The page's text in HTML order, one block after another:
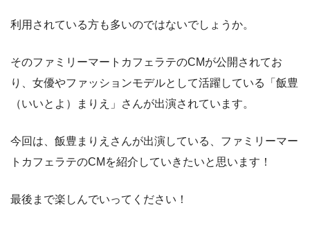
利用されている方も多いのではないでしょうか。
そのファミリーマートカフェラテのCMが公開されてお
り、女優やファッションモデルとして活躍している「飯豊
（いいとよ）まりえ」さんが出演されています。
今回は、飯豊まりえさんが出演している、ファミリーマー
トカフェラテのCMを紹介していきたいと思います！
最後まで楽しんでいってください！